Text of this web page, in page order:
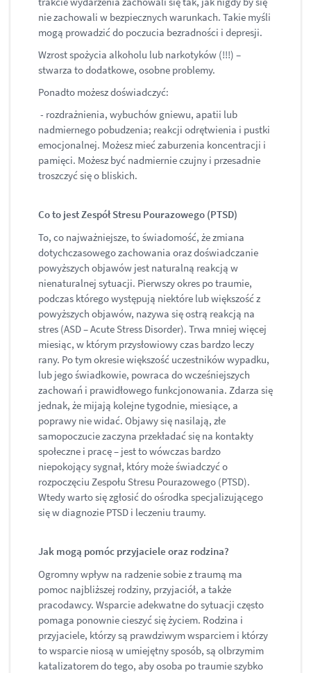
nie zachowali w bezpiecznych warunkach. Takie myśli
mogą prowadzić do poczucia bezradności i depresji.
Wzrost spożycia alkoholu lub narkotyków (!!!) –
stwarza to dodatkowe, osobne problemy.
Ponadto możesz doświadczyć:
- rozdrażnienia, wybuchów gniewu, apatii lub
nadmiernego pobudzenia; reakcji odrętwienia i pustki
emocjonalnej. Możesz mieć zaburzenia koncentracji i
pamięci. Możesz być nadmiernie czujny i przesadnie
troszczyć się o bliskich.
Co to jest Zespół Stresu Pourazowego (PTSD)
To, co najważniejsze, to świadomość, że zmiana
dotychczasowego zachowania oraz doświadczanie
powyższych objawów jest naturalną reakcją w
nienaturalnej sytuacji. Pierwszy okres po traumie,
podczas którego występują niektóre lub większość z
powyższych objawów, nazywa się ostrą reakcją na
stres (ASD – Acute Stress Disorder). Trwa mniej więcej
miesiąc, w którym przysłowiowy czas bardzo leczy
rany. Po tym okresie większość uczestników wypadku,
lub jego świadkowie, powraca do wcześniejszych
zachowań i prawidłowego funkcjonowania. Zdarza się
jednak, że mijają kolejne tygodnie, miesiące, a
poprawy nie widać. Objawy się nasilają, złe
samopoczucie zaczyna przekładać się na kontakty
społeczne i pracę – jest to wówczas bardzo
niepokojący sygnał, który może świadczyć o
rozpoczęciu Zespołu Stresu Pourazowego (PTSD).
Wtedy warto się zgłosić do ośrodka specjalizującego
się w diagnozie PTSD i leczeniu traumy.
Jak mogą pomóc przyjaciele oraz rodzina?
Ogromny wpływ na radzenie sobie z traumą ma
pomoc najbliższej rodziny, przyjaciół, a także
pracodawcy. Wsparcie adekwatne do sytuacji często
pomaga ponownie cieszyć się życiem. Rodzina i
przyjaciele, którzy są prawdziwym wsparciem i którzy
to wsparcie niosą w umiejętny sposób, są olbrzymim
katalizatorem do tego, aby osoba po traumie szybko